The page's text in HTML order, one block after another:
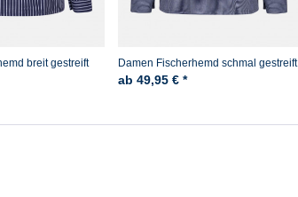
breit gestreift Damen Fischerhemd schmal gestreift
ab 49,95 € *